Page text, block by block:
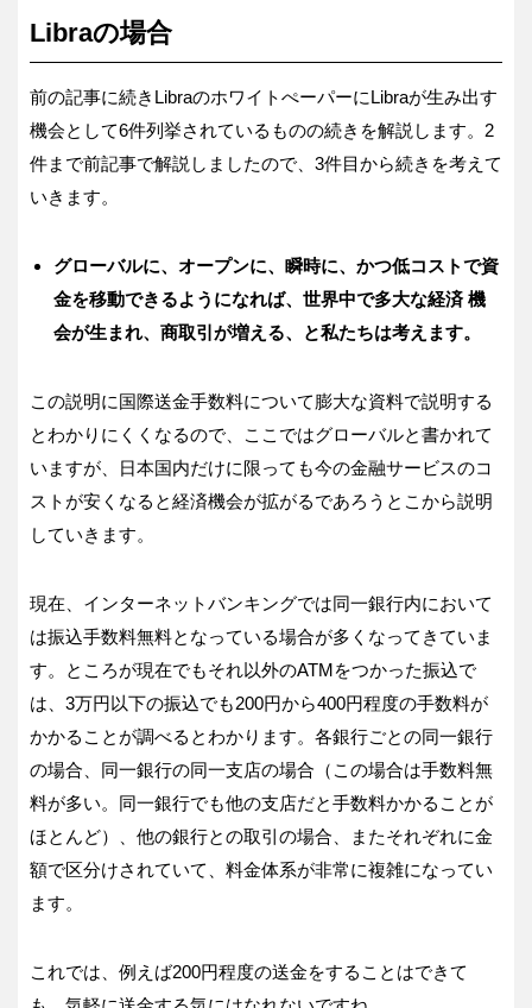
Libraの場合
前の記事に続きLibraのホワイトぺーパーにLibraが生み出す
機会として6件列挙されているものの続きを解説します。2
件まで前記事で解説しましたので、3件目から続きを考えて
いきます。
グローバルに、オープンに、瞬時に、かつ低コストで資
金を移動できるようになれば、世界中で多大な経済 機
会が生まれ、商取引が増える、と私たちは考えます。
この説明に国際送金手数料について膨大な資料で説明する
とわかりにくくなるので、ここではグローバルと書かれて
いますが、日本国内だけに限っても今の金融サービスのコ
ストが安くなると経済機会が拡がるであろうとこから説明
していきます。
現在、インターネットバンキングでは同一銀行内において
は振込手数料無料となっている場合が多くなってきていま
す。ところが現在でもそれ以外のATMをつかった振込で
は、3万円以下の振込でも200円から400円程度の手数料が
かかることが調べるとわかります。各銀行ごとの同一銀行
の場合、同一銀行の同一支店の場合（この場合は手数料無
料が多い。同一銀行でも他の支店だと手数料かかることが
ほとんど）、他の銀行との取引の場合、またそれぞれに金
額で区分けされていて、料金体系が非常に複雑になってい
ます。
これでは、例えば200円程度の送金をすることはできて